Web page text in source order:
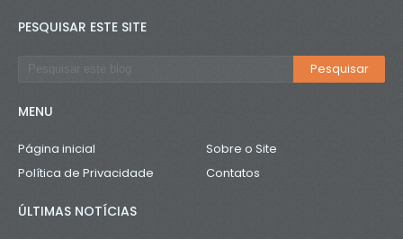
PESQUISAR ESTE SITE
MENU
Página inicial
Sobre o Site
Política de Privacidade
Contatos
ÚLTIMAS NOTÍCIAS